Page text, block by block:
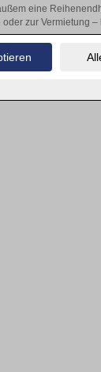
eine
zur Vermietung
Objekte